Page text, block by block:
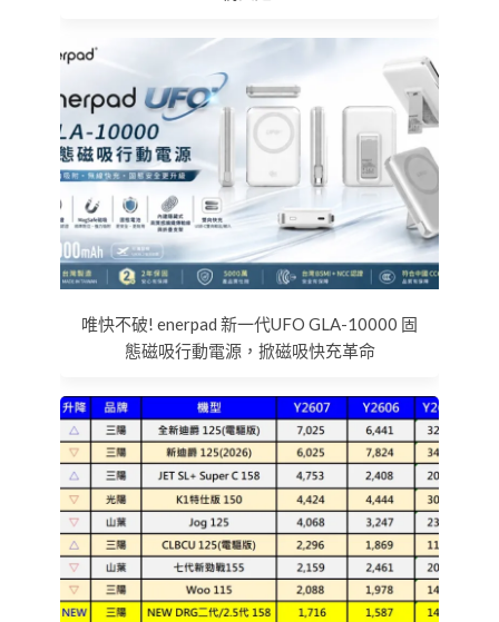
唯快不破! enerpad 新一代UFO GLA-10000 固
態磁吸行動電源，掀磁吸快充革命